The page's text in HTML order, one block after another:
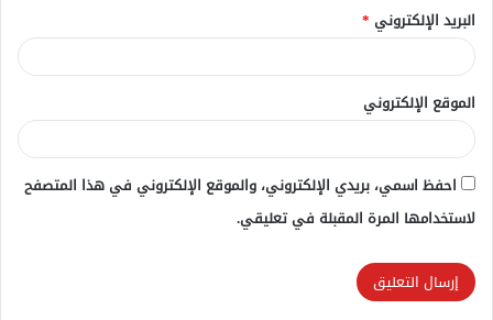
البريد الإلكتروني *
الموقع الإلكتروني
احفظ اسمي، بريدي الإلكتروني، والموقع الإلكتروني في هذا المتصفح
لاستخدامها المرة المقبلة في تعليقي.